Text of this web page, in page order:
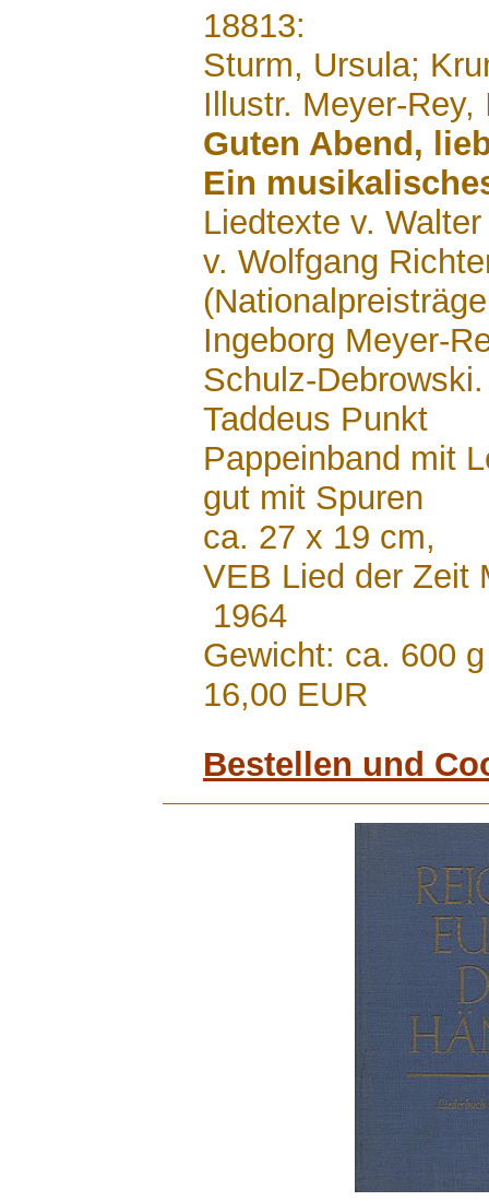
18813:
Sturm, Ursula;
Illustr. Meyer-Rey,
Guten Abend,
Ein
Liedtexte v.
v. Wolfgang
Ingeborg Meyer-
Schulz-
Taddeus Punkt
Pappeinband mit
gut mit Spuren
ca. 27 x 19 cm,
VEB Lied der Zeit
1964
Gewicht: ca. 600 g
16,00 EUR
Bestellen und